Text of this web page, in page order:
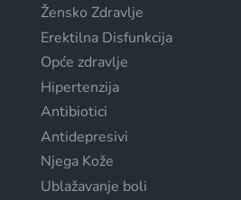
Žensko Zdravlje
Erektilna Disfunkcija
Opće zdravlje
Hipertenzija
Antibiotici
Antidepresivi
Njega Kože
Ublažavanje boli